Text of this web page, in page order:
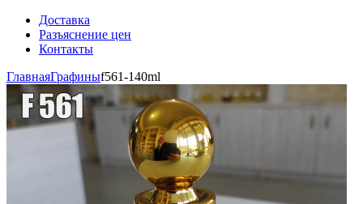
Доставка
Разъяснение цен
Контакты
ГлавнаяГрафиныf561-140ml